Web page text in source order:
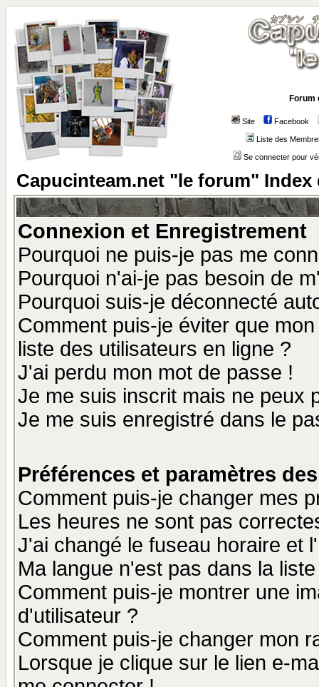
Forum
Site Facebook
Liste des
Se connecter pour
Capucinteam.net "le forum" Index
Connexion et Enregistrement
Pourquoi ne puis-je pas me
Pourquoi n'ai-je pas besoin de
Pourquoi suis-je déconnecté
Comment puis-je éviter que
liste des utilisateurs en ligne ?
J'ai perdu mon mot de passe !
Je me suis inscrit mais ne peux
Je me suis enregistré dans le
Préférences et paramètres
Comment puis-je changer mes
Les heures ne sont pas
J'ai changé le fuseau horaire et
Ma langue n'est pas dans la
Comment puis-je montrer une
d'utilisateur ?
Comment puis-je changer mon
Lorsque je clique sur le lien e-